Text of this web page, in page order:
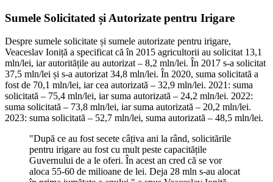
Sumele Solicitated și Autorizate pentru Irigare
Despre sumele solicitate și sumele autorizate pentru irigare,
Veaceslav Ioniță a specificat că în 2015 agricultorii au solicitat 13,1
mln/lei, iar autoritățile au autorizat – 8,2 mln/lei. În 2017 s-a solicitat
37,5 mln/lei și s-a autorizat 34,8 mln/lei. În 2020, suma solicitată a
fost de 70,1 mln/lei, iar cea autorizată – 32,9 mln/lei. 2021: suma
solicitată – 75,4 mln/lei, iar suma autorizată – 24,2 mln/lei. 2022:
suma solicitată – 73,8 mln/lei, iar suma autorizată – 20,2 mln/lei.
2023: suma solicitată – 52,7 mln/lei, suma autorizată – 48,5 mln/lei.
"După ce au fost secete câțiva ani la rând, solicitările
pentru irigare au fost cu mult peste capacitățile
Guvernului de a le oferi. În acest an cred că se vor
aloca 55-60 de milioane de lei. Deja 28 mln s-au alocat